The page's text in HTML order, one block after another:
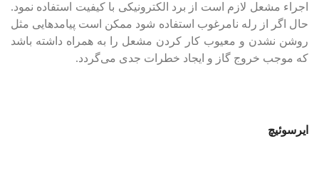
اجراء مشعل لازم است از برد الکترونیکی با کیفیت استفاده نمود.
حال اگر از رله نا‌مرغوب استفاده شود ممکن است پیامدهایی مثل
روشن نشدن و معیوب کار کردن مشعل را به همراه داشته باشد
که موجب خروج گاز و ایجاد خطرات جدی می‌گردد.
ایر‌سوئیچ